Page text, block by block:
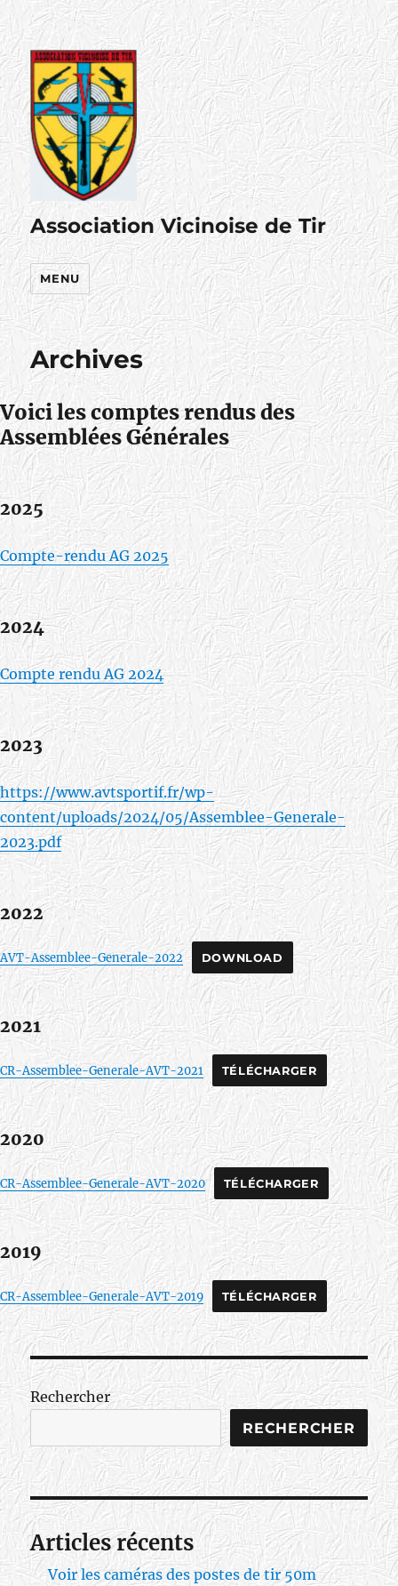
Association Vicinoise de Tir
MENU
Archives
Voici les comptes rendus des
Assemblées Générales
2025
Compte-rendu AG 2025
2024
Compte rendu AG 2024
2023
https://www.avtsportif.fr/wp-
content/uploads/2024/05/Assemblee-Generale-
2023.pdf
2022
AVT-Assemblee-Generale-2022 DOWNLOAD
2021
CR-Assemblee-Generale-AVT-2021 TÉLÉCHARGER
2020
CR-Assemblee-Generale-AVT-2020 TÉLÉCHARGER
2019
CR-Assemblee-Generale-AVT-2019 TÉLÉCHARGER
Rechercher
RECHERCHER
Articles récents
Voir les caméras des postes de tir 50m